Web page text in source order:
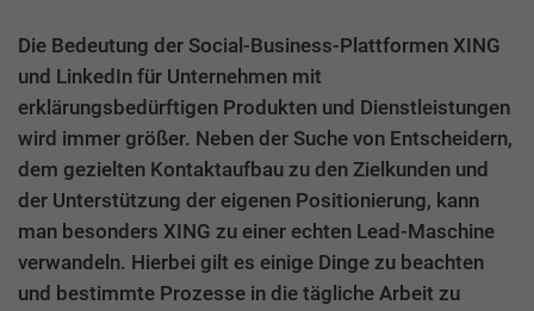
Die Bedeutung der Social-Business-Plattformen XING
und LinkedIn für Unternehmen mit
erklärungsbedürftigen Produkten und Dienstleistungen
wird immer größer. Neben der Suche von Entscheidern,
dem gezielten Kontaktaufbau zu den Zielkunden und
der Unterstützung der eigenen Positionierung, kann
man besonders XING zu einer echten Lead-Maschine
verwandeln. Hierbei gilt es einige Dinge zu beachten
und bestimmte Prozesse in die tägliche Arbeit zu